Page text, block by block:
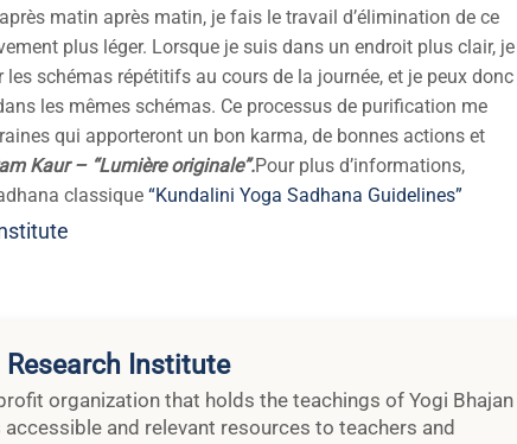
matin après matin, je fais le travail d’élimination de ce
plus léger. Lorsque je suis dans un endroit plus clair, je
schémas répétitifs au cours de la journée, et je peux donc
les mêmes schémas. Ce processus de purification me
qui apporteront un bon karma, de bonnes actions et
Kaur – “Lumière originale”.Pour plus d’informations,
classique “Kundalini Yoga Sadhana Guidelines”
Research Institute
organization that holds the teachings of Yogi Bhajan
and relevant resources to teachers and